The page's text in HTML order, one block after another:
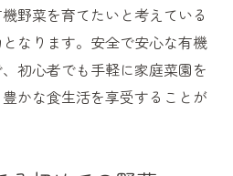
野菜を育てたいと考えている
なります。安全で安心な有機
初心者でも手軽に家庭菜園を
かな食生活を享受することが